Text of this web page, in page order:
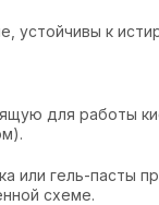
устойчивы к
для работы
или гель-пасты
схеме.